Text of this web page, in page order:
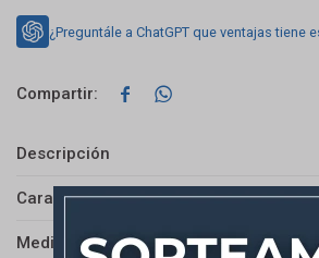
¿Preguntále a ChatGPT que ventajas tiene
 
Descripción
Características
Medios de pago